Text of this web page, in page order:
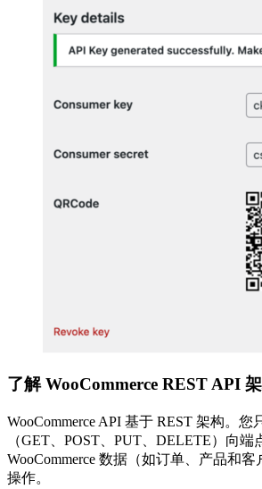
了解 WooCommerce REST API
WooCommerce API 基于 REST 架构。
（GET、POST、PUT、DELETE）向
WooCommerce 数据（如订单、产品和
操作。